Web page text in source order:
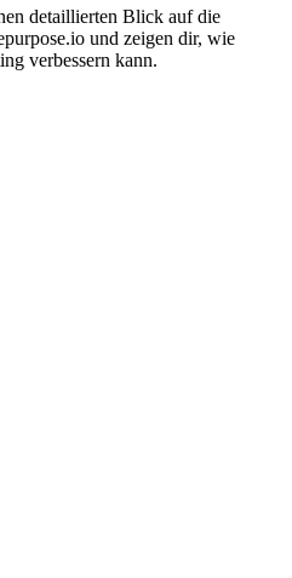
detaillierten Blick auf die
und zeigen dir, wie
verbessern kann.